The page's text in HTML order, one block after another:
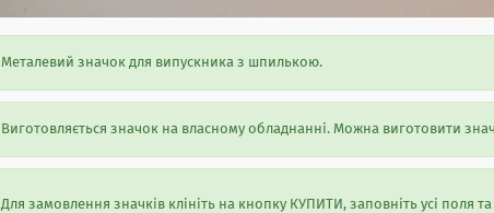
Металевий значок для випускника з шпилькою.
Виготовляється значок на власному обладнанні. Можна виготовити
Для замовлення значків клініть на кнопку КУПИТИ, заповніть усі поля